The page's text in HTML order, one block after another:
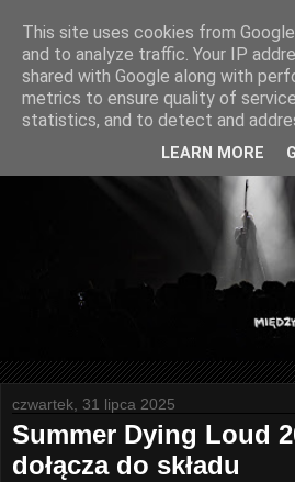
czwartek, 31 lipca 2025
Summer Dying Loud
dołącza do składu
This site uses cookies from
and to analyze traffic. Your IP
shared with Google along with
metrics to ensure quality of
statistics, and to detect and
LEARN MORE